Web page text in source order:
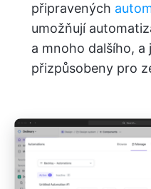
připravených
umožňují
a mnoho dalšího, a
přizpůsobeny pro